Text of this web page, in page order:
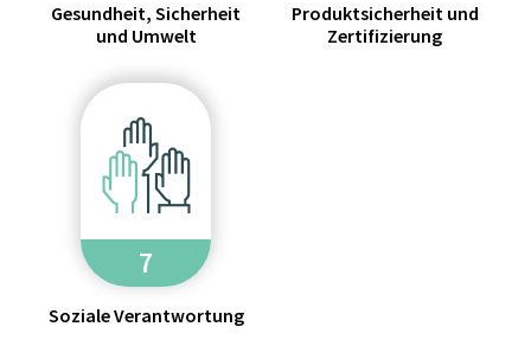
Gesundheit, Sicherheit
und Umwelt
Produktsicherheit und
Zertifizierung
7
Soziale Verantwortung